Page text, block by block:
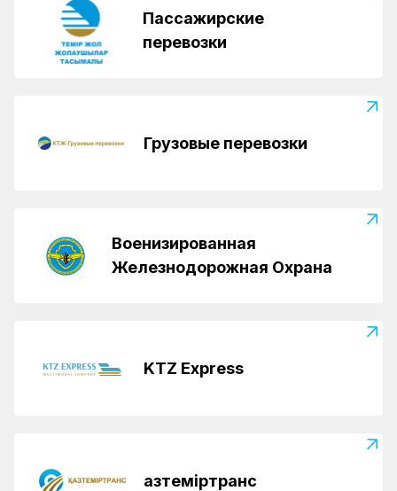
Пассажирские
перевозки
Грузовые перевозки
Военизированная
Железнодорожная Охрана
KTZ Express
Қазтеміртранс